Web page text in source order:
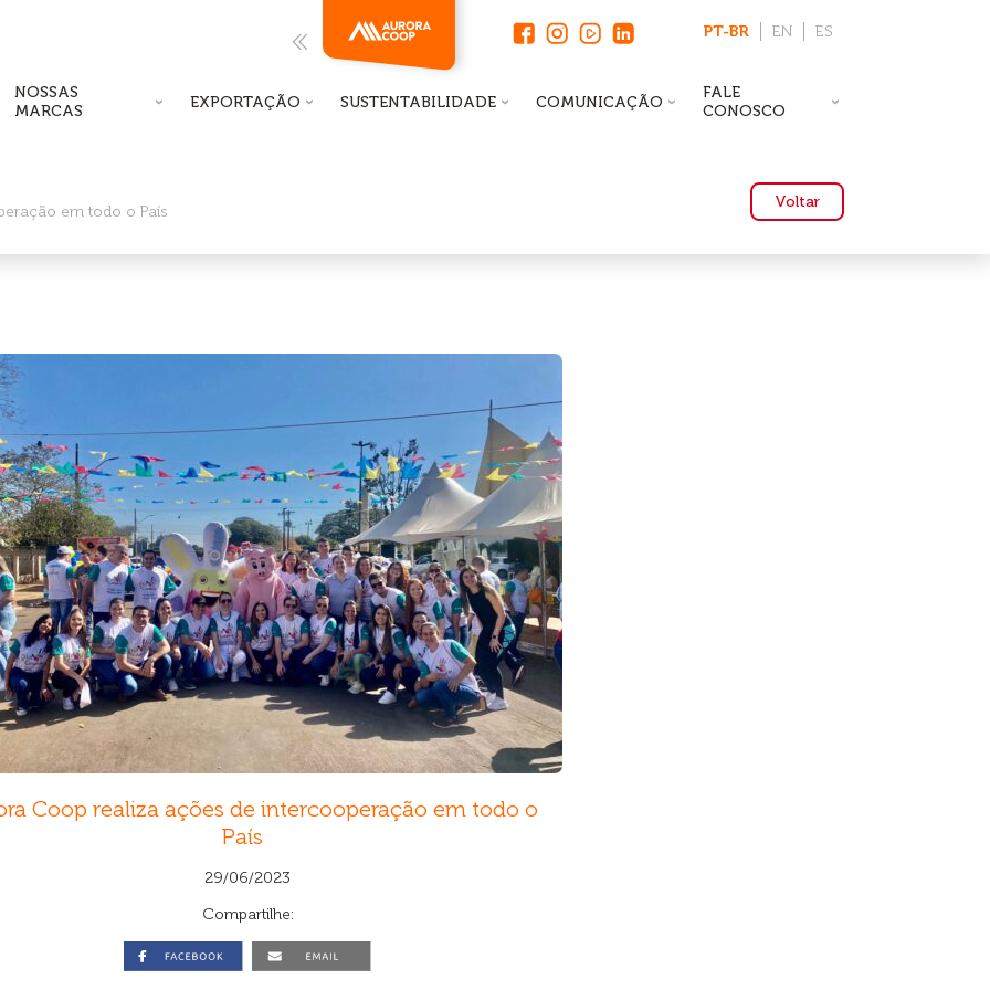
PT-BR EN ES
NOSSAS
MARCAS
EXPORTAÇÃO SUSTENTABILIDADE COMUNICAÇÃO
FALE
CONOSCO
em todo o País
Voltar
Coop realiza ações de intercooperação em todo o
País
29/06/2023
Compartilhe: